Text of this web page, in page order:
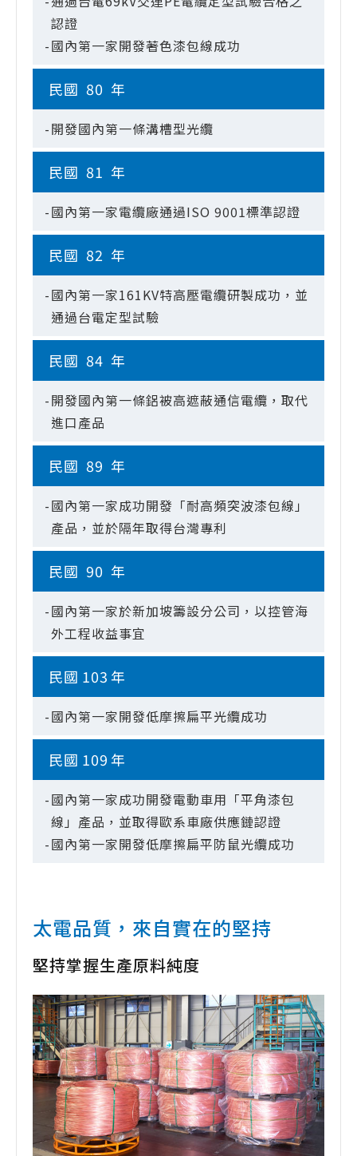
認證
-國內第一家開發著色漆包線成功
民國 80 年
-開發國內第一條溝槽型光纜
民國 81 年
-國內第一家電纜廠通過ISO 9001標準認證
民國 82 年
-國內第一家161KV特高壓電纜研製成功，並
通過台電定型試驗
民國 84 年
-開發國內第一條鋁被高遮蔽通信電纜，取代
進口產品
民國 89 年
-國內第一家成功開發「耐高頻突波漆包線」
產品，並於隔年取得台灣專利
民國 90 年
-國內第一家於新加坡籌設分公司，以控管海
外工程收益事宜
民國 103年
-國內第一家開發低摩擦扁平光纜成功
民國 109年
-國內第一家成功開發電動車用「平角漆包
線」產品，並取得歐系車廠供應鏈認證
-國內第一家開發低摩擦扁平防鼠光纜成功
太電品質，來自實在的堅持
堅持掌握生產原料純度